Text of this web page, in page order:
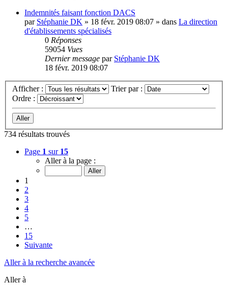
Indemnités faisant fonction DACS
par Stéphanie DK » 18 févr. 2019 08:07 » dans La direction
d'établissements spécialisés
0 Réponses
59054 Vues
Dernier message par Stéphanie DK
18 févr. 2019 08:07
Afficher :
Trier par :
Ordre :
734 résultats trouvés
Page 1 sur 15
Aller à la page :
1
2
3
4
5
…
15
Suivante
Aller à la recherche avancée
Aller à